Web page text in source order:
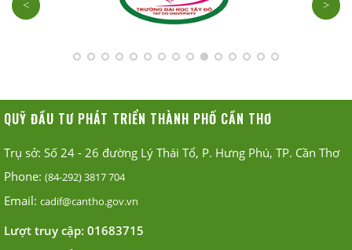
< >
QUỸ ĐẦU TƯ PHÁT TRIỂN THÀNH PHỐ CẦN THƠ
Trụ sở: Số 24 - 26 đường Lý Thái Tổ, P. Hưng Phú, TP. Cần Thơ
Phone: (84-292) 3817 704
Email: cadif@cantho.gov.vn
Lượt truy cập: 01683715